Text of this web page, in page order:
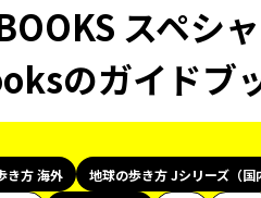
スペシ
のガイドブ
き方 海外 地球の歩き方 Jシリーズ（国